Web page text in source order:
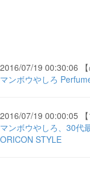
2016/07/19 00:30:06 【
マンボウやしろ
2016/07/19 00:00:05 【
マンボウやしろ、30代
ORICON STYLE